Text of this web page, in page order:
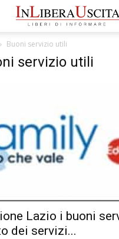
Buoni servizio utili
servizio utili
Lazio i buoni
dei servizi...